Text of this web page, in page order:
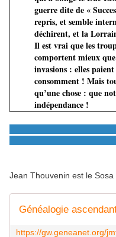
guerre dite de «
repris, et semble
déchirent, et la
Il est vrai que les
comportent mieux
invasions : elles
consomment ! Mais
qu’une chose : que
indépendance !
Jean Thouvenin est le